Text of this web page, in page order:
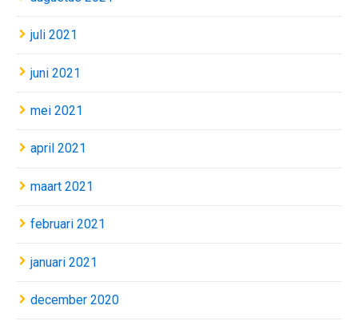
juli 2021
juni 2021
mei 2021
april 2021
maart 2021
februari 2021
januari 2021
december 2020